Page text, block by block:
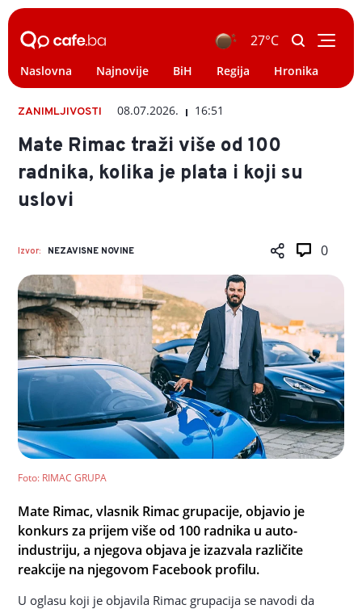
27°C
Naslovna Najnovije BiH Regija Hronika
ZANIMLJIVOSTI 08.07.2026. 16:51
Mate Rimac traži više od 100
radnika, kolika je plata i koji su
uslovi
Izvor: NEZAVISNE NOVINE 0
Foto: RIMAC GRUPA
Mate Rimac, vlasnik Rimac grupacije, objavio je
konkurs za prijem više od 100 radnika u auto-
industriju, a njegova objava je izazvala različite
reakcije na njegovom Facebook profilu.
U oglasu koji je objavila Rimac grupacija se navodi da